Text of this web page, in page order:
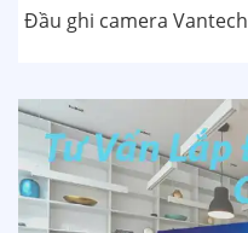
Đầu ghi camera Vantech